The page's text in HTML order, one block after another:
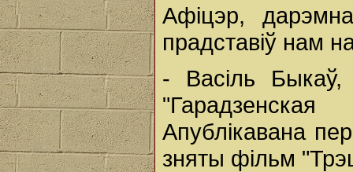
Афіцэр,
прадставіў нам
- Васіль Быкаў,
Апублікавана
зняты фільм